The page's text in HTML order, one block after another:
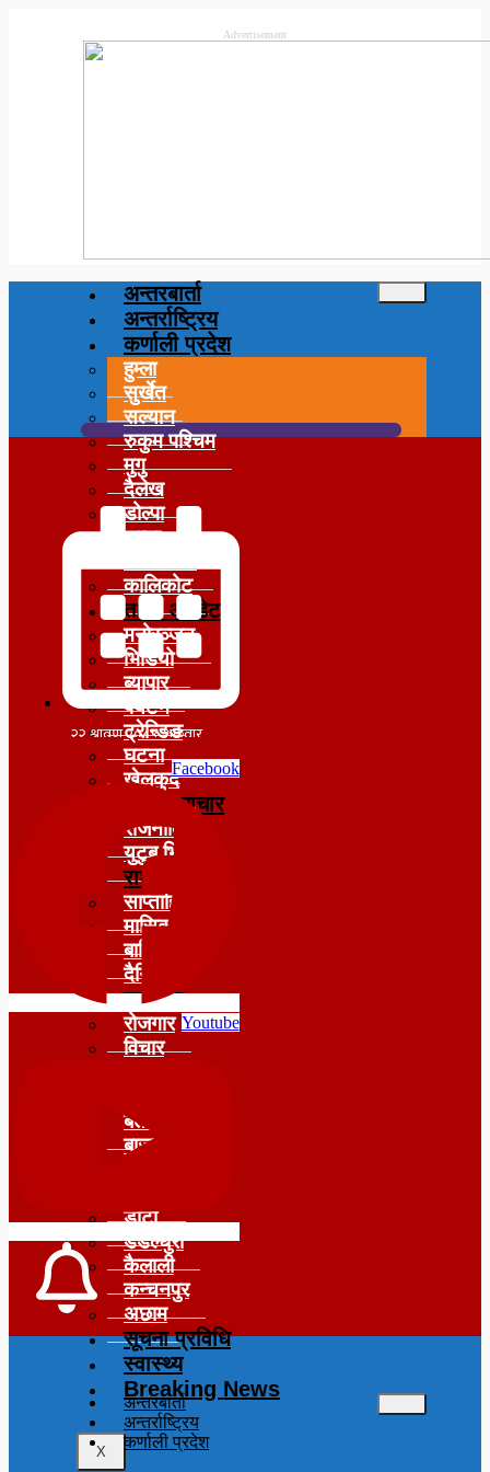
Advertisement
अन्तरबार्ता
अन्तर्राष्ट्रिय
कर्णाली प्रदेश
हुम्ला
सुर्खेत
सल्यान
रुकुम पश्चिम
मुगु
दैलेख
डोल्पा
जुम्ला
कालिकोट
ताजा अपडेट
मनोरञ्जन
भिडियो
ब्यापार
पर्यटन
ट्रेन्डिङ
घटना
खेलकुद
मुख्य समाचार
राजनीति
युटुब भिडियो
राशीफल
साप्ताहिक
मासिक
बार्षिक
दैनिक
समाचार
रोजगार
विचार
बैतडी
बाजुरा
डोटी
डडेल्धुरा
कैलाली
कन्चनपुर
अछाम
सूचना प्रविधि
स्वास्थ्य
Breaking News
X
Facebook
Youtube
अन्तरबार्ता
अन्तर्राष्ट्रिय
कर्णाली प्रदेश